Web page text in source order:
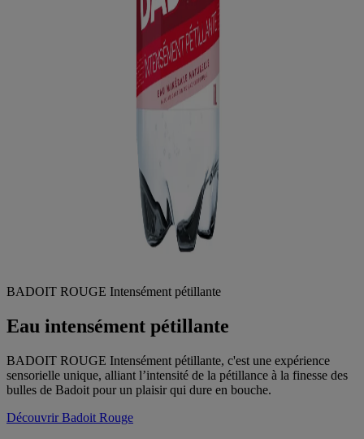
BADOIT ROUGE Intensément pétillante
Eau intensément pétillante
BADOIT ROUGE Intensément pétillante, c'est une expérience
sensorielle unique, alliant l’intensité de la pétillance à la finesse des
bulles de Badoit pour un plaisir qui dure en bouche.
Découvrir Badoit Rouge